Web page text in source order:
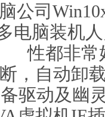
公司
电脑装机
性都非常
，自动卸
备驱动及幽